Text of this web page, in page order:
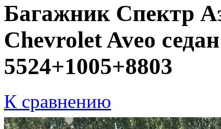
Багажник Спектр
Chevrolet Aveo
5524+1005+8803
К сравнению